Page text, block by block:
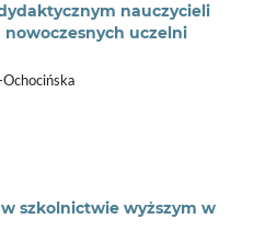
nauczycieli
uczelni
szkolnictwie wyższym w